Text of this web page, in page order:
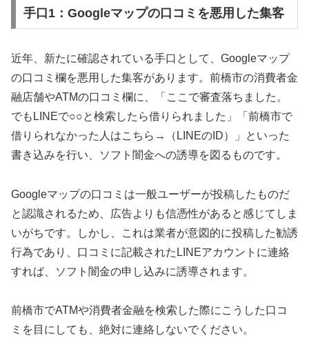
手口1：Googleマップの口コミを悪用した集客
近年、新たに確認されている手口として、Googleマップ
の口コミ欄を悪用した集客があります。前橋市の消費者金
融店舗やATMの口コミ欄に、「ここで審査落ちました。
でもLINEで○○と検索したら借りられました」「前橋市で
借りられなかった人はこちら→（LINEのID）」といった
書き込みを行い、ソフト闇金への誘導を図るものです。
Googleマップの口コミは一般ユーザーが投稿したものだ
と認識されるため、広告よりも信憑性があると感じてしま
いがちです。しかし、これは業者が意図的に投稿した勧誘
行為であり、口コミに記載されたLINEアカウントに連絡
すれば、ソフト闇金の申し込みに誘導されます。
前橋市でATMや消費者金融を検索した際にこうした口コ
ミを目にしても、絶対に連絡しないでください。